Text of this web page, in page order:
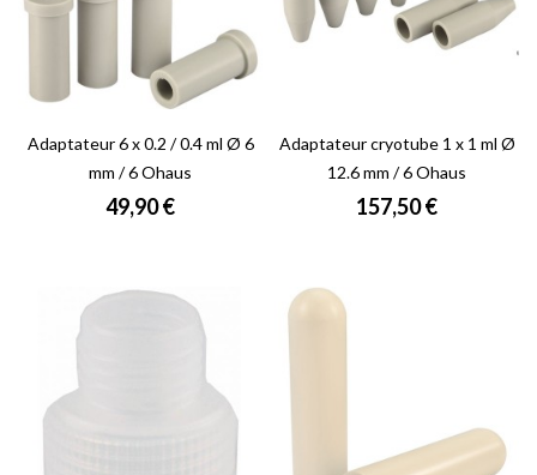
Adaptateur 6 x 0.2 / 0.4 ml Ø 6
mm / 6 Ohaus
Prix
49,90 €
Adaptateur cryotube 1 x 1 ml Ø
12.6 mm / 6 Ohaus
Prix
157,50 €